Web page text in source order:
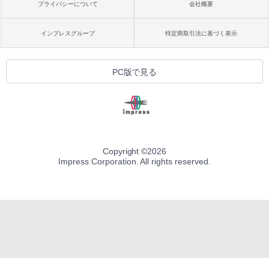
プライバシーについて 会社概要
インプレスグループ 特定商取引法に基づく表示
PC版で見る
Copyright ©2026
Impress Corporation. All rights reserved.